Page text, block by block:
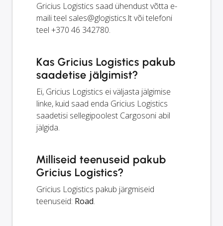
Gricius Logistics saad ühendust võtta e-
maili teel sales@glogistics.ltvõi telefoni
teel +370 46 342780.
Kas Gricius Logistics pakub
saadetise jälgimist?
Ei, Gricius Logistics ei väljasta jälgimise
linke, kuid saad enda Gricius Logistics
saadetisi sellegipoolest Cargosoni abil
jälgida.
Milliseid teenuseid pakub
Gricius Logistics?
Gricius Logistics pakub järgmiseid
teenuseid: Road.